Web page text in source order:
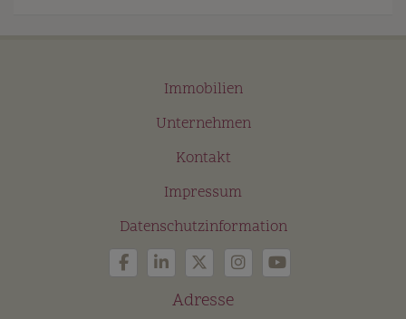
Immobilien
Unternehmen
Kontakt
Impressum
Datenschutzinformation
Adresse